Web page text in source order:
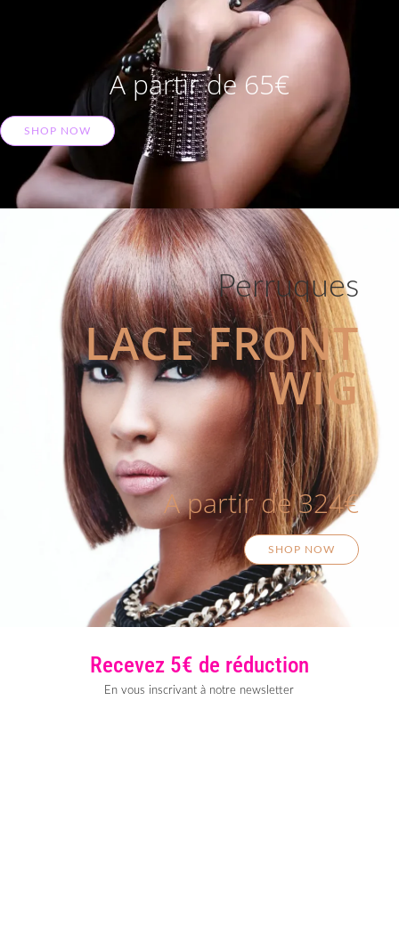
A partir de 65€
SHOP NOW
Perruques
LACE FRONT
WIG
A partir de 324€
SHOP NOW
Recevez 5€ de réduction
En vous inscrivant à notre newsletter